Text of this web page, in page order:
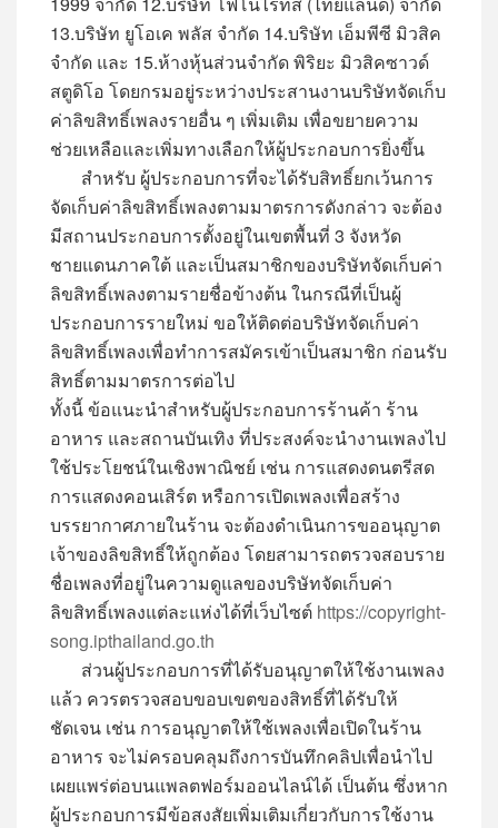
13.บริษัท ยูโอเค พลัส จำกัด 14.บริษัท เอ็มพีซี มิวสิค
จำกัด และ 15.ห้างหุ้นส่วนจำกัด พิริยะ มิวสิคซาวด์
สตูดิโอ โดยกรมอยู่ระหว่างประสานงานบริษัทจัดเก็บ
ค่าลิขสิทธิ์เพลงรายอื่น ๆ เพิ่มเติม เพื่อขยายความ
ช่วยเหลือและเพิ่มทางเลือกให้ผู้ประกอบการยิ่งขึ้น
สำหรับ ผู้ประกอบการที่จะได้รับสิทธิ์ยกเว้นการ
จัดเก็บค่าลิขสิทธิ์เพลงตามมาตรการดังกล่าว จะต้อง
มีสถานประกอบการตั้งอยู่ในเขตพื้นที่ 3 จังหวัด
ชายแดนภาคใต้ และเป็นสมาชิกของบริษัทจัดเก็บค่า
ลิขสิทธิ์เพลงตามรายชื่อข้างต้น ในกรณีที่เป็นผู้
ประกอบการรายใหม่ ขอให้ติดต่อบริษัทจัดเก็บค่า
ลิขสิทธิ์เพลงเพื่อทำการสมัครเข้าเป็นสมาชิก ก่อนรับ
สิทธิ์ตามมาตรการต่อไป
​ทั้งนี้ ข้อแนะนำสำหรับผู้ประกอบการร้านค้า ร้าน
อาหาร และสถานบันเทิง ที่ประสงค์จะนำงานเพลงไป
ใช้ประโยชน์ในเชิงพาณิชย์ เช่น การแสดงดนตรีสด
การแสดงคอนเสิร์ต หรือการเปิดเพลงเพื่อสร้าง
บรรยากาศภายในร้าน จะต้องดำเนินการขออนุญาต
เจ้าของลิขสิทธิ์ให้ถูกต้อง โดยสามารถตรวจสอบราย
ชื่อเพลงที่อยู่ในความดูแลของบริษัทจัดเก็บค่า
ลิขสิทธิ์เพลงแต่ละแห่งได้ที่เว็บไซต์ https://copyright-
song.ipthailand.go.th
ส่วนผู้ประกอบการที่ได้รับอนุญาตให้ใช้งานเพลง
แล้ว ควรตรวจสอบขอบเขตของสิทธิ์ที่ได้รับให้
ชัดเจน เช่น การอนุญาตให้ใช้เพลงเพื่อเปิดในร้าน
อาหาร จะไม่ครอบคลุมถึงการบันทึกคลิปเพื่อนำไป
เผยแพร่ต่อบนแพลตฟอร์มออนไลน์ได้ เป็นต้น ซึ่งหาก
ผู้ประกอบการมีข้อสงสัยเพิ่มเติมเกี่ยวกับการใช้งาน